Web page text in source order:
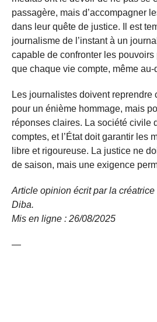
passagère, mais d’accompagner
dans leur quête de justice. Il est
journalisme de l’instant à un
capable de confronter les
que chaque vie compte, même au-
Les journalistes doivent reprendre
pour un énième hommage, mais
réponses claires. La société civile
comptes, et l’État doit garantir les
libre et rigoureuse. La justice ne
de saison, mais une exigence
Article opinion écrit par la créatrice
Diba.
Mis en ligne : 26/08/2025
—